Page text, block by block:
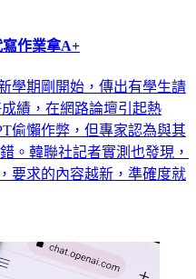
作業拿A+
學期剛開始，傳出有學生請
績，在網路論壇引起熱
偷懶作弊，但專家認為與其
。韓聯社記者實測也發現，
要求的內容越新，準確度就